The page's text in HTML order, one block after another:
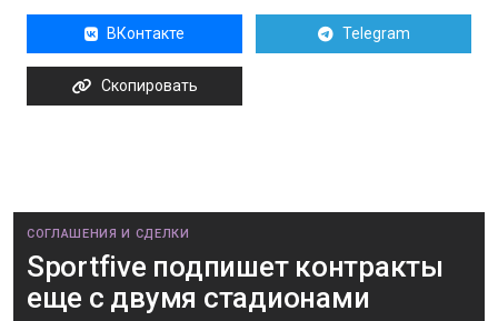
ВКонтакте Telegram
Скопировать
СОГЛАШЕНИЯ И СДЕЛКИ
Sportfive подпишет контракты
еще с двумя стадионами